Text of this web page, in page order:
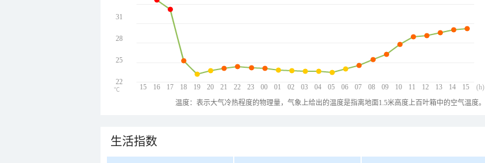
15 16 17 18 19 20 21 22 23 00 01 02 03 04 05 06 07 08 09 10 11 12 13 14 15
31
28
25
22
(h)
℃
温度：表示大气冷热程度的物理量，气象上给出的温度是指离地面1.5米高度上百叶箱中的空气温度。
生活指数